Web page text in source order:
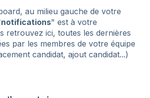
au milieu gauche de votre
notifications" est à votre
retrouvez ici, toutes les dernières
par les membres de votre équipe
candidat, ajout candidat...)